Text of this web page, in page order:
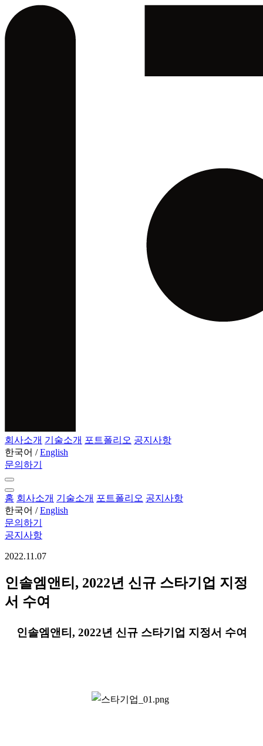
회사소개 기술소개 포트폴리오 공지사항
한국어 / English
문의하기
홈 회사소개 기술소개 포트폴리오 공지사항
한국어 / English
문의하기
공지사항
2022.11.07
인솔엠앤티, 2022년 신규 스타기업 지정
서 수여
인솔엠앤티, 2022년 신규 스타기업 지정서 수여